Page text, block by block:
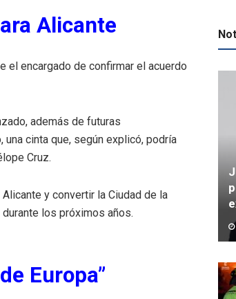
Alicante
el encargado de confirmar el acuerdo
además de futuras
cinta que, según explicó, podría
Cruz.
y convertir la Ciudad de la
los próximos años.
Europa”